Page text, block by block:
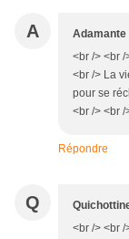
A Adamante
<br /> <br /
<br /> La
pour se
<br /> <br /
Répondre
Q
<br /> <br